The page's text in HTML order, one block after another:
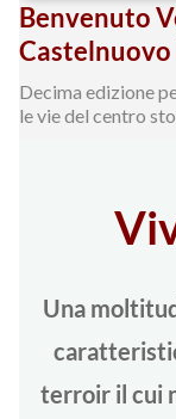
Benvenuto
Castelnuovo
Decima edizione
le vie del centro
Una
terroir il cui